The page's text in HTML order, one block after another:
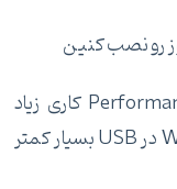
نصب کنین
در کل مشکلی نداره اما از نظر Performance کاری زیاد
مناسب نیست سرعت Read و Write در USB بسیار کمتر